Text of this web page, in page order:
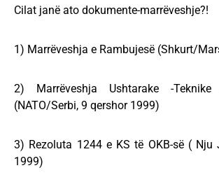
Cilat janë ato dokumente-marrëveshje?!
1) Marrëveshja e Rambujesë (Shkurt/
2) Marrëveshja Ushtarake -
(NATO/Serbi, 9 qershor 1999)
3) Rezoluta 1244 e KS të OKB-së ( Nju
1999)